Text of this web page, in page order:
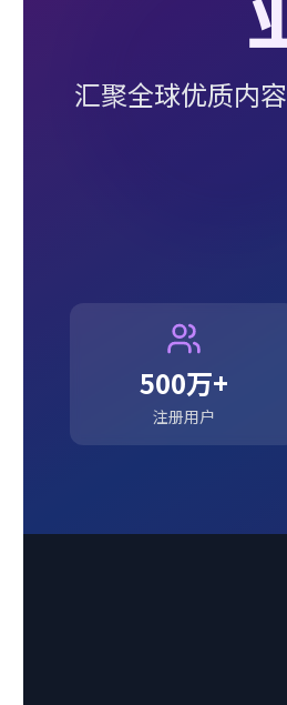
汇聚全球优质内
500万+
注册用户